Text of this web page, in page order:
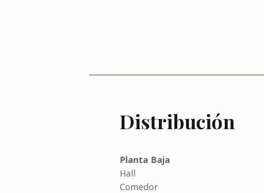
Distribución
Planta Baja
Hall
Comedor